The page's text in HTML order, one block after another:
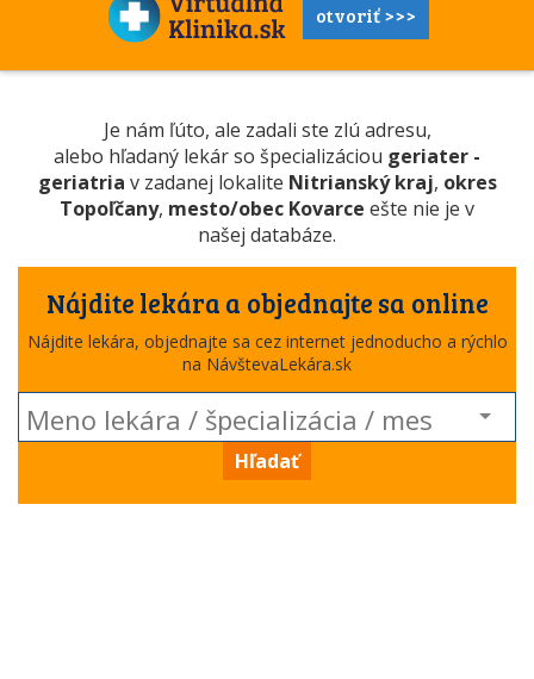
otvoriť >>>
Je nám ľúto, ale zadali ste zlú adresu,
alebo hľadaný lekár so špecializáciou geriater -
geriatria v zadanej lokalite Nitrianský kraj, okres
Topoľčany, mesto/obec Kovarce ešte nie je v
našej databáze.
Nájdite lekára a objednajte sa online
Nájdite lekára, objednajte sa cez internet jednoducho a rýchlo
na NávštevaLekára.sk
Hľadať